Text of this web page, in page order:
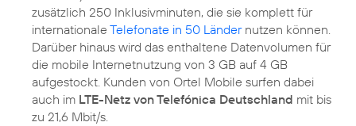
zusätzlich 250 Inklusivminuten, die sie komplett für
internationale Telefonate in 50 Ländernutzen können.
Darüber hinaus wird das enthaltene Datenvolumen für
die mobile Internetnutzung von 3 GB auf 4 GB
aufgestockt. Kunden von Ortel Mobile surfen dabei
auch im LTE-Netz von Telefónica Deutschland mit bis
zu 21,6 Mbit/s.